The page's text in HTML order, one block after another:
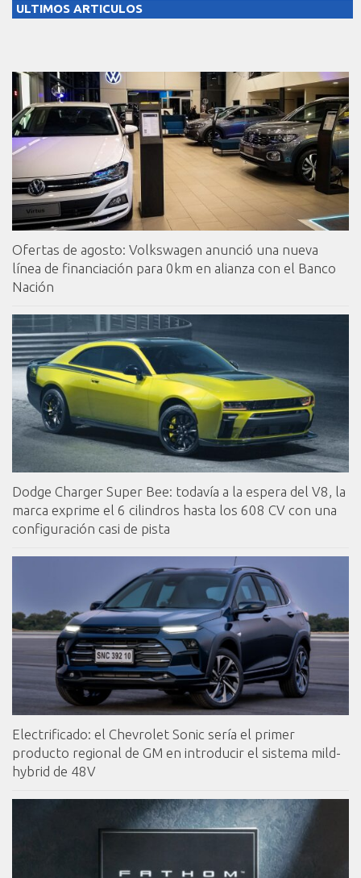
ULTIMOS ARTICULOS
Ofertas de agosto: Volkswagen anunció una nueva
línea de financiación para 0km en alianza con el Banco
Nación
Dodge Charger Super Bee: todavía a la espera del V8, la
marca exprime el 6 cilindros hasta los 608 CV con una
configuración casi de pista
Electrificado: el Chevrolet Sonic sería el primer
producto regional de GM en introducir el sistema mild-
hybrid de 48V